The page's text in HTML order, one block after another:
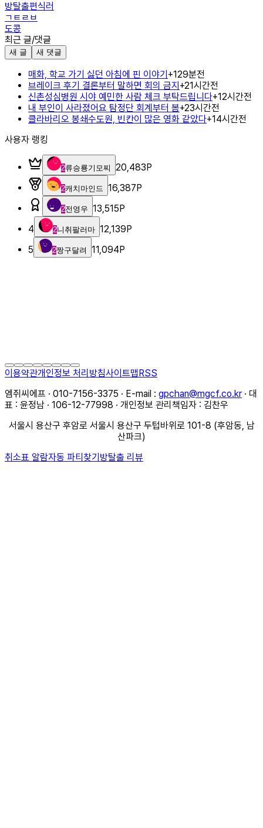
방탈출편식러
ㄱㅌㄹㅂ
도콩
최근 글/댓글
새 글 새 댓글
매화, 학교 가기 싫던 아침에 핀 이야기+129분전
브레이크 후기 결론부터 말하면 회의 금지+21시간전
신촌성심병원 시야 예민한 사람 체크 부탁드립니다+12시간전
내 부인이 사라졌어요 탐정단 회계부터 봄+23시간전
클라바리오 봉쇄수도원, 빈칸이 많은 영화 같았다+14시간전
사용자 랭킹
2류승룡기모찌 20,483P
2캐치마인드 16,387P
2전영우 13,515P
4
2니취팔러마 12,139P
5
2짱구달려 11,094P
이용약관개인정보 처리방침사이트맵RSS
엠쥐씨에프 · 010-7156-3375 · E-mail : gpchan@mgcf.co.kr · 대
표 : 윤정남 · 106-12-77998 · 개인정보 관리책임자 : 김찬우
서울시 용산구 후암로 서울시 용산구 두텁바위로 101-8 (후암동, 남
산파크)
취소표 알람자동 파티찾기방탈출 리뷰